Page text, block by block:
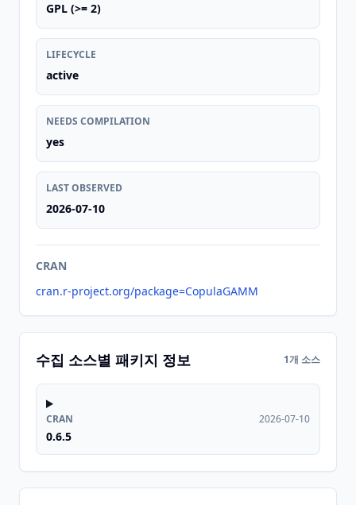
GPL (>= 2)
LIFECYCLE
active
NEEDS COMPILATION
yes
LAST OBSERVED
2026-07-10
CRAN
cran.r-project.org/package=CopulaGAMM
수집 소스별 패키지 정보 1개 소스
CRAN
0.6.5
2026-07-10